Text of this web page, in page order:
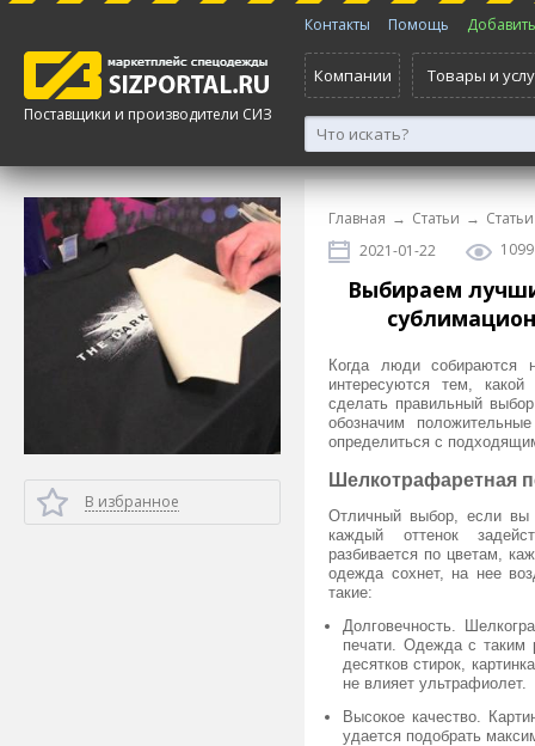
Поставщики и производители СИЗ
Контакты Помощь
Компании Товары и
В избранное
Главная → Статьи →
2021-01-22
Выбираем
Когда люди собираются
интересуются тем,
сделать правильный
обозначим
определиться с
Шелкотрафаретная
Отличный выбор, если вы
каждый оттенок
разбивается по цветам,
одежда сохнет, на нее
такие:
Долговечность.
печати. Одежда с таким
десятков стирок,
не влияет ультрафиолет.
Высокое качество.
удается подобрать